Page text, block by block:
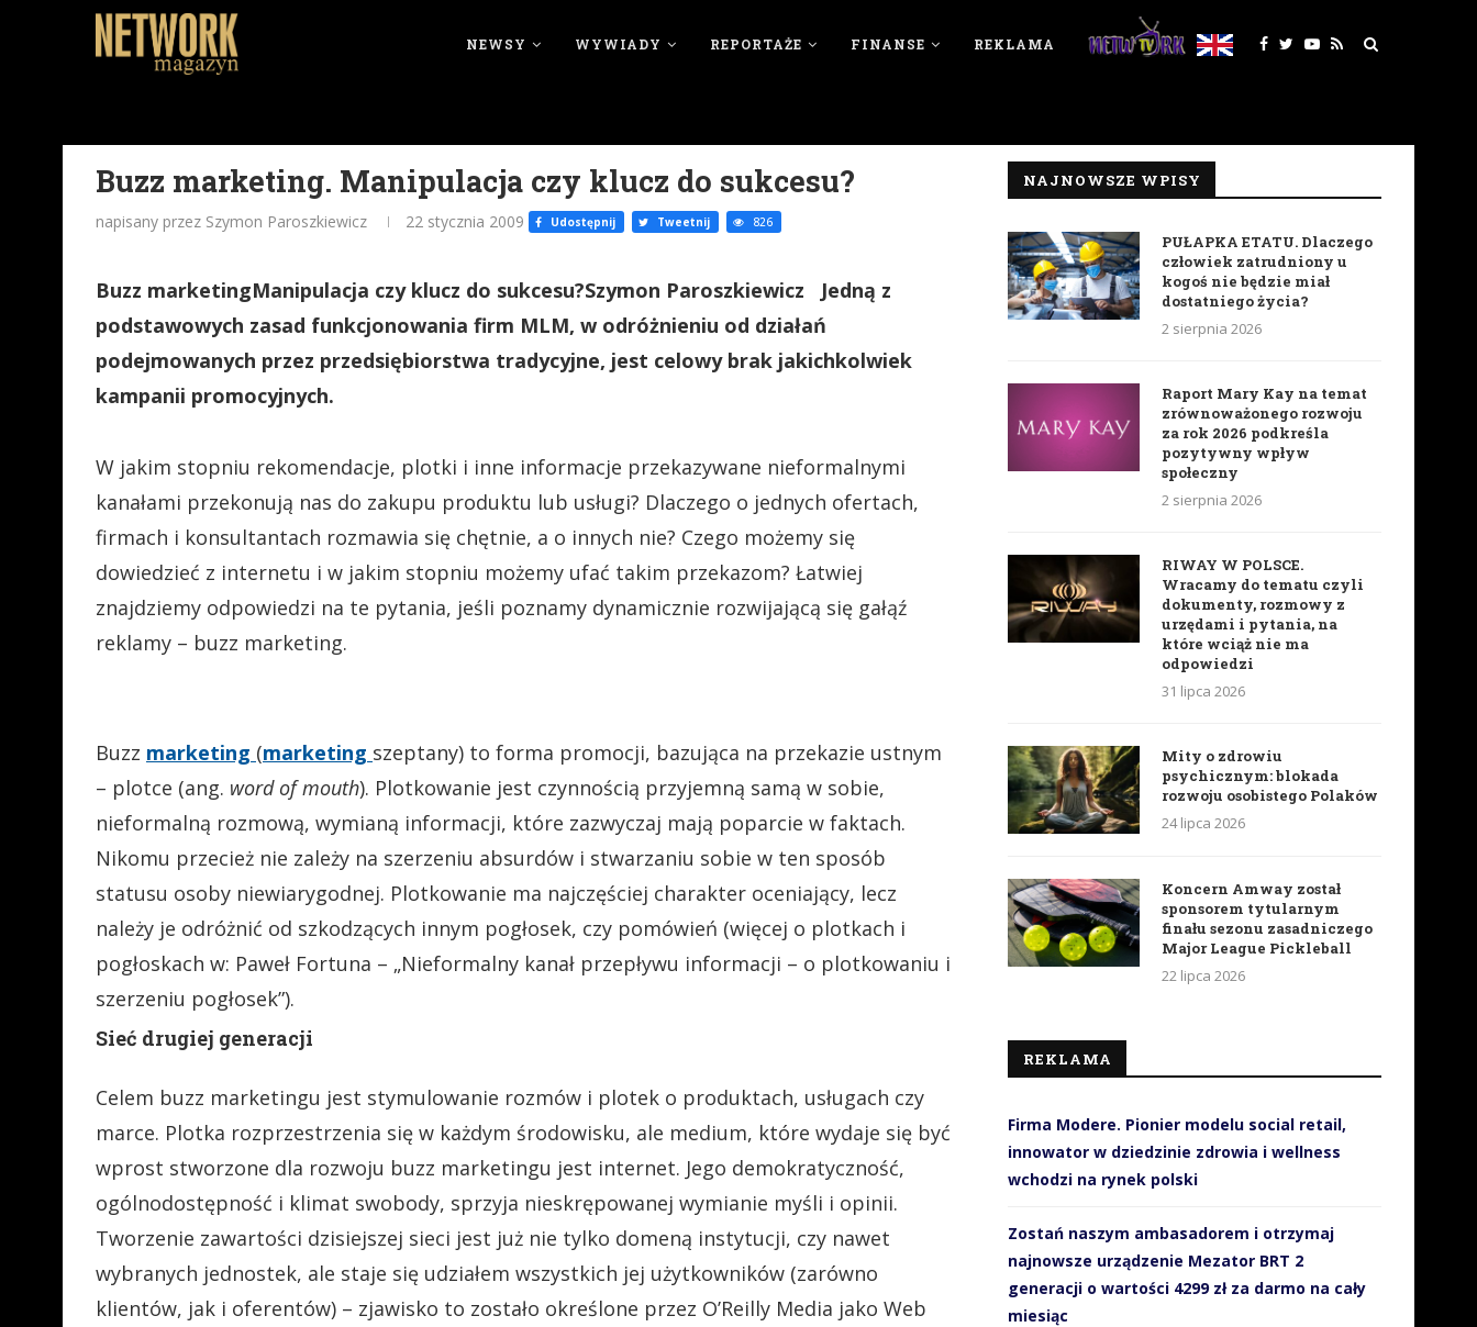
NEWSY WYWIADY REPORTAŻE FINANSE REKLAMA
Buzz marketing. Manipulacja czy klucz do sukcesu?
napisany przez Szymon Paroszkiewicz 22 stycznia 2009 Udostępnij Tweetnij 826
Buzz marketingManipulacja czy klucz do sukcesu?Szymon Paroszkiewicz Jedną z
podstawowych zasad funkcjonowania firm MLM, w odróżnieniu od działań
podejmowanych przez przedsiębiorstwa tradycyjne, jest celowy brak jakichkolwiek
kampanii promocyjnych.
W jakim stopniu rekomendacje, plotki i inne informacje przekazywane nieformalnymi
kanałami przekonują nas do zakupu produktu lub usługi? Dlaczego o jednych ofertach,
firmach i konsultantach rozmawia się chętnie, a o innych nie? Czego możemy się
dowiedzieć z internetu i w jakim stopniu możemy ufać takim przekazom? Łatwiej
znajdziemy odpowiedzi na te pytania, jeśli poznamy dynamicznie rozwijającą się gałąź
reklamy – buzz marketing.
Buzz marketing (marketing szeptany) to forma promocji, bazująca na przekazie ustnym
– plotce (ang. word of mouth). Plotkowanie jest czynnością przyjemną samą w sobie,
nieformalną rozmową, wymianą informacji, które zazwyczaj mają poparcie w faktach.
Nikomu przecież nie zależy na szerzeniu absurdów i stwarzaniu sobie w ten sposób
statusu osoby niewiarygodnej. Plotkowanie ma najczęściej charakter oceniający, lecz
należy je odróżnić od szkodzących innym pogłosek, czy pomówień (więcej o plotkach i
pogłoskach w: Paweł Fortuna – „Nieformalny kanał przepływu informacji – o plotkowaniu i
szerzeniu pogłosek”).
Sieć drugiej generacji
Celem buzz marketingu jest stymulowanie rozmów i plotek o produktach, usługach czy
marce. Plotka rozprzestrzenia się w każdym środowisku, ale medium, które wydaje się być
wprost stworzone dla rozwoju buzz marketingu jest internet. Jego demokratyczność,
ogólnodostępność i klimat swobody, sprzyja nieskrępowanej wymianie myśli i opinii.
Tworzenie zawartości dzisiejszej sieci jest już nie tylko domeną instytucji, czy nawet
wybranych jednostek, ale staje się udziałem wszystkich jej użytkowników (zarówno
klientów, jak i oferentów) – zjawisko to zostało określone przez O’Reilly Media jako Web
NAJNOWSZE WPISY
PUŁAPKA ETATU. Dlaczego
człowiek zatrudniony u
kogoś nie będzie miał
dostatniego życia?
2 sierpnia 2026
Raport Mary Kay na temat
zrównoważonego rozwoju
za rok 2026 podkreśla
pozytywny wpływ
społeczny
2 sierpnia 2026
RIWAY W POLSCE.
Wracamy do tematu czyli
dokumenty, rozmowy z
urzędami i pytania, na
które wciąż nie ma
odpowiedzi
31 lipca 2026
Mity o zdrowiu
psychicznym: blokada
rozwoju osobistego Polaków
24 lipca 2026
Koncern Amway został
sponsorem tytularnym
finału sezonu zasadniczego
Major League Pickleball
22 lipca 2026
REKLAMA
Firma Modere. Pionier modelu social retail,
innowator w dziedzinie zdrowia i wellness
wchodzi na rynek polski
Zostań naszym ambasadorem i otrzymaj
najnowsze urządzenie Mezator BRT 2
generacji o wartości 4299 zł za darmo na cały
miesiąc